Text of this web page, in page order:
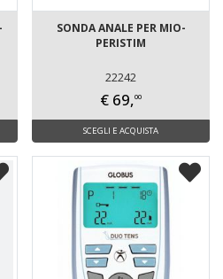
SONDA ANALE PER MIO-
PERISTIM
22242
€ 69,00
SCEGLI E ACQUISTA